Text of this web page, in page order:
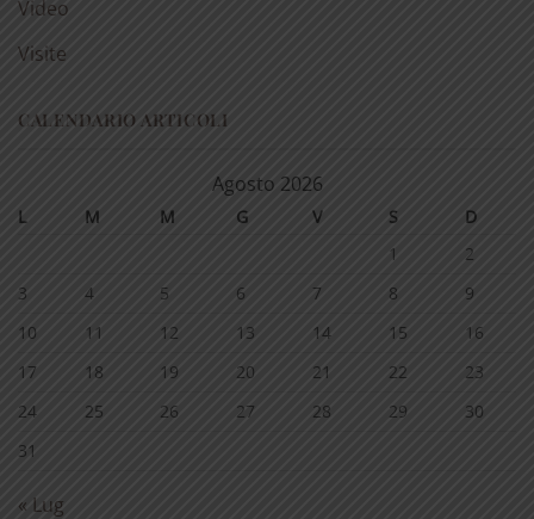
Video
Visite
CALENDARIO ARTICOLI
Agosto 2026
L M M G V S
D
1
2
3
4 5 6 7 8
9
10
11 12 13 14 15
16
17
18 19 20 21 22
23
24
25 26 27 28 29
30
31
« Lug